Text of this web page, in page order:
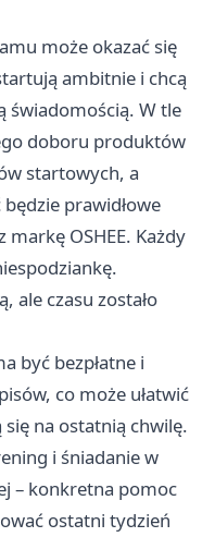
może okazać się
ambitnie i chcą
świadomością. W tle
doboru produktów
startowych, a
prawidłowe
OSHEE. Każdy
ale czasu zostało
być bezpłatne i
co może ułatwić
na ostatnią chwilę.
i śniadanie w
– konkretna pomoc
ostatni tydzień